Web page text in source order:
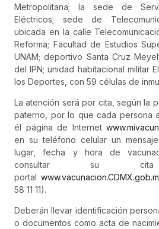
Metropolitana; la sede de
Eléctricos; sede de
ubicada en la calle
Reforma; Facultad de Estudios
UNAM; deportivo Santa Cruz
del IPN; unidad habitacional militar
los Deportes, con 59 células de
La atención será por cita, según la
paterno, por lo que cada persona
él página de Internet
en su teléfono celular un
lugar, fecha y hora de
consultar su
portal
58 11 11).
Deberán llevar identificación
o documentos como acta de